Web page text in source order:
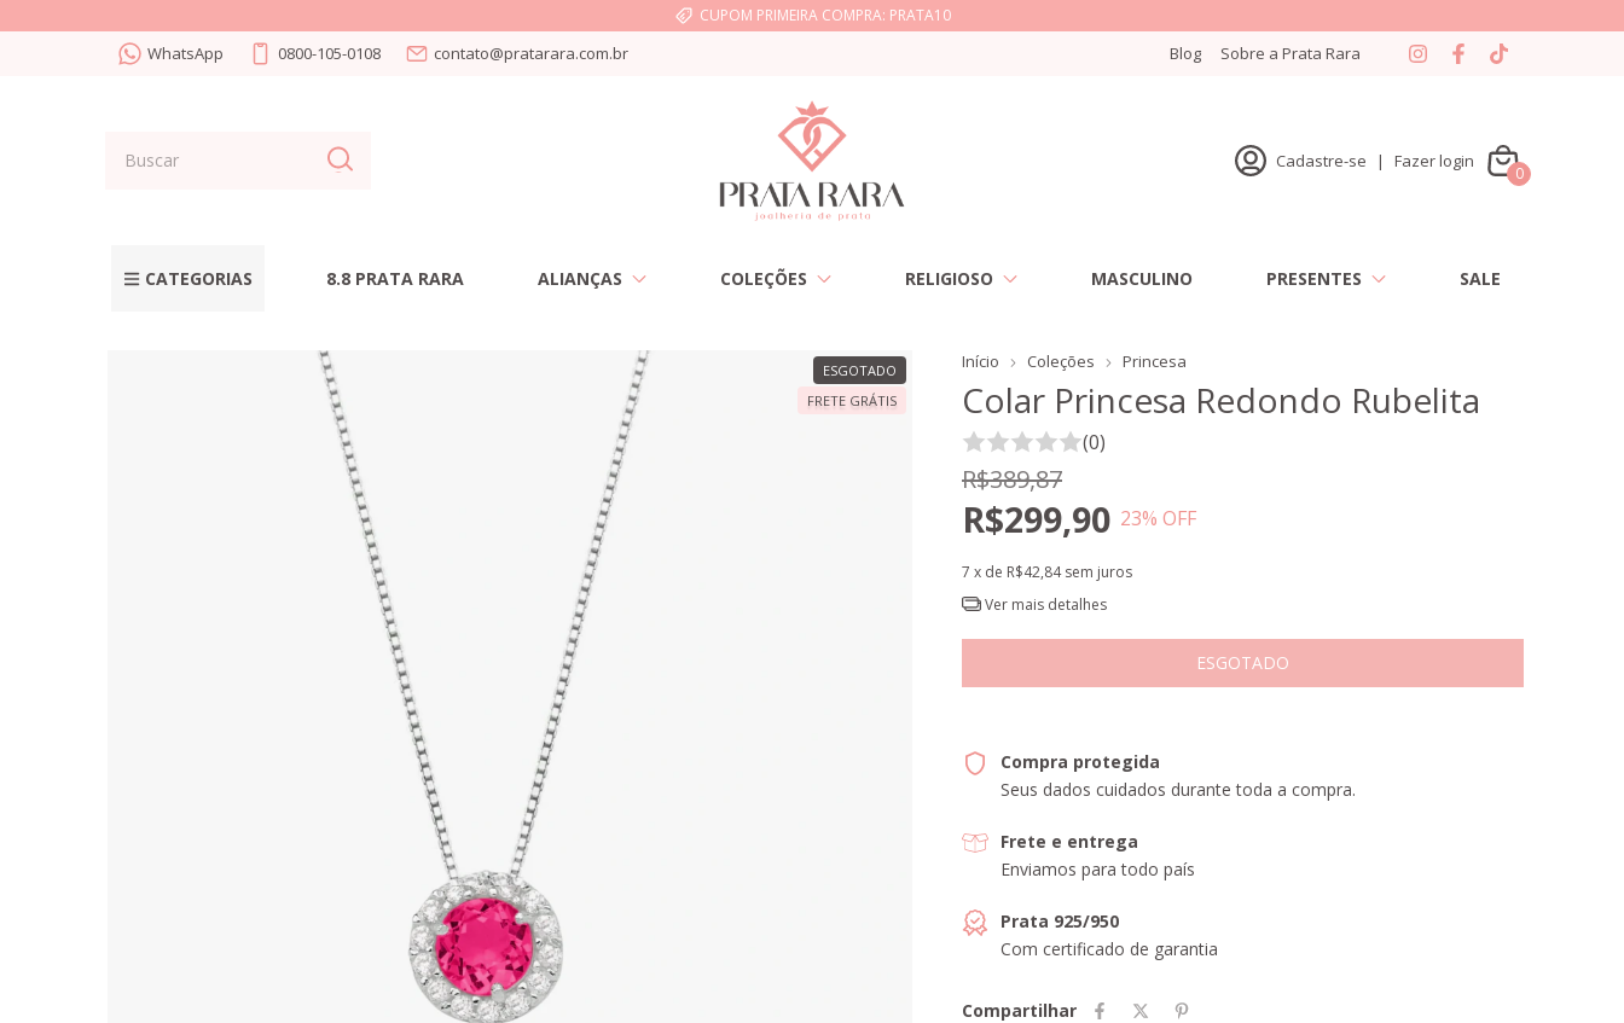
CUPOM PRIMEIRA COMPRA: PRATA10
WhatsApp 0800-105-0108 contato@pratarara.com.br Blog Sobre a Prata Rara
Cadastre-se | Fazer login
0
CATEGORIAS 8.8 PRATA RARA ALIANÇAS COLEÇÕES RELIGIOSO MASCULINO PRESENTES SALE
ESGOTADO
FRETE GRÁTIS
Início Coleções Princesa
Colar Princesa Redondo Rubelita
(0)
R$389,87
R$299,90 23% OFF
7 x de R$42,84 sem juros
Ver mais detalhes
Compra protegida
Seus dados cuidados durante toda a compra.
Frete e entrega
Enviamos para todo país
Prata 925/950
Com certificado de garantia
Compartilhar